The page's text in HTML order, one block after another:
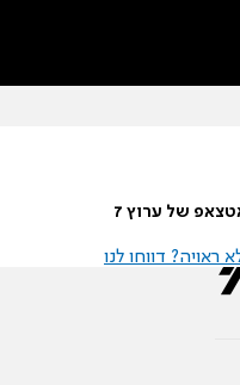
של ערוץ 7
דווחו לנו